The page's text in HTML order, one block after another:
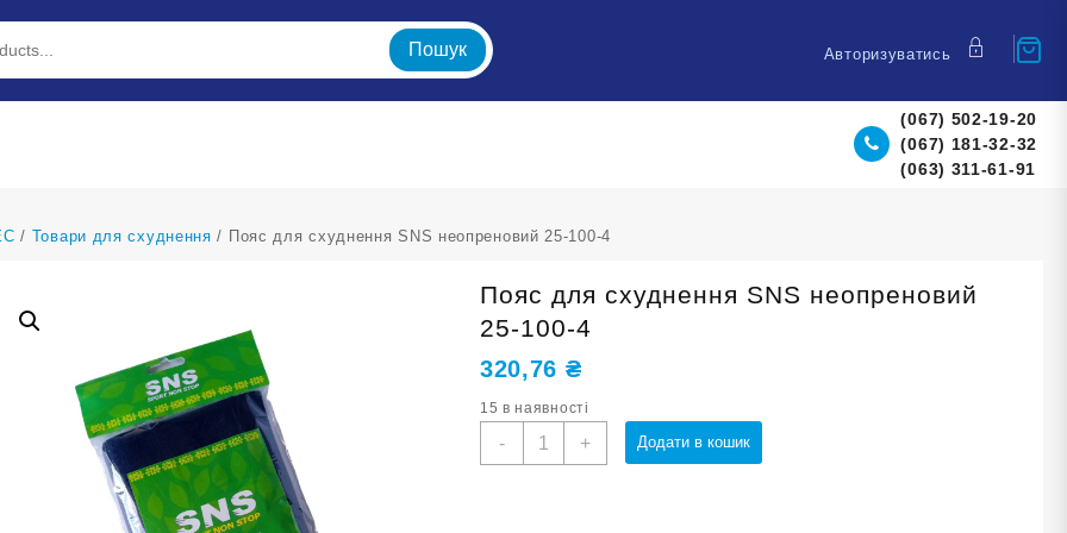
Пошук Авторизуватись
(067) 502-19-20
(067) 181-32-32
(063) 311-61-91
/ Товари для схуднення / Пояс для схуднення SNS неопреновий 25-100-4
Пояс для схуднення SNS неопреновий
25-100-4
320,76 ₴
15 в наявності
-
Пояс
+ Додати в кошик